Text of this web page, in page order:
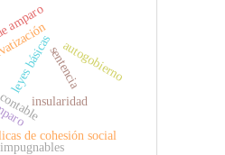
insularidad
sentencia
amparo
de cohesión social
autogobierno
leyes básicas